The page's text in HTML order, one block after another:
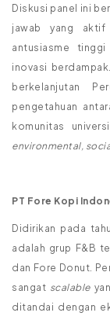
Diskusi panel ini
jawab yang aktif
antusiasme
inovasi
berkelanjutan
pengetahuan
komunitas
environmental,
PT Fore Kopi
Didirikan pada
adalah grup F&B
dan Fore Donut.
sangat scalable
ditandai dengan